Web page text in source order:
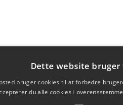
Dette website bruger
bruger cookies til at forbedre
du alle cookies i